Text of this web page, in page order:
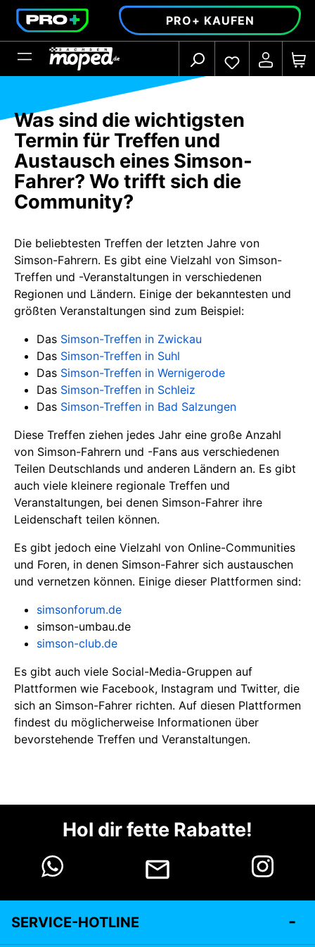
springen PRO+ KAUFEN
Was sind die wichtigsten
Termin für Treffen und
Austausch eines Simson-
Fahrer? Wo trifft sich die
Community?
Die beliebtesten Treffen der letzten Jahre von
Simson-Fahrern. Es gibt eine Vielzahl von Simson-
Treffen und -Veranstaltungen in verschiedenen
Regionen und Ländern. Einige der bekanntesten und
größten Veranstaltungen sind zum Beispiel:
Das Simson-Treffen in Zwickau
Das Simson-Treffen in Suhl
Das Simson-Treffen in Wernigerode
Das Simson-Treffen in Schleiz
Das Simson-Treffen in Bad Salzungen
Diese Treffen ziehen jedes Jahr eine große Anzahl
von Simson-Fahrern und -Fans aus verschiedenen
Teilen Deutschlands und anderen Ländern an. Es gibt
auch viele kleinere regionale Treffen und
Veranstaltungen, bei denen Simson-Fahrer ihre
Leidenschaft teilen können.
Es gibt jedoch eine Vielzahl von Online-Communities
und Foren, in denen Simson-Fahrer sich austauschen
und vernetzen können. Einige dieser Plattformen sind:
simsonforum.de
simson-umbau.de
simson-club.de
Es gibt auch viele Social-Media-Gruppen auf
Plattformen wie Facebook, Instagram und Twitter, die
sich an Simson-Fahrer richten. Auf diesen Plattformen
findest du möglicherweise Informationen über
bevorstehende Treffen und Veranstaltungen.
Hol dir fette Rabatte!
SERVICE-HOTLINE